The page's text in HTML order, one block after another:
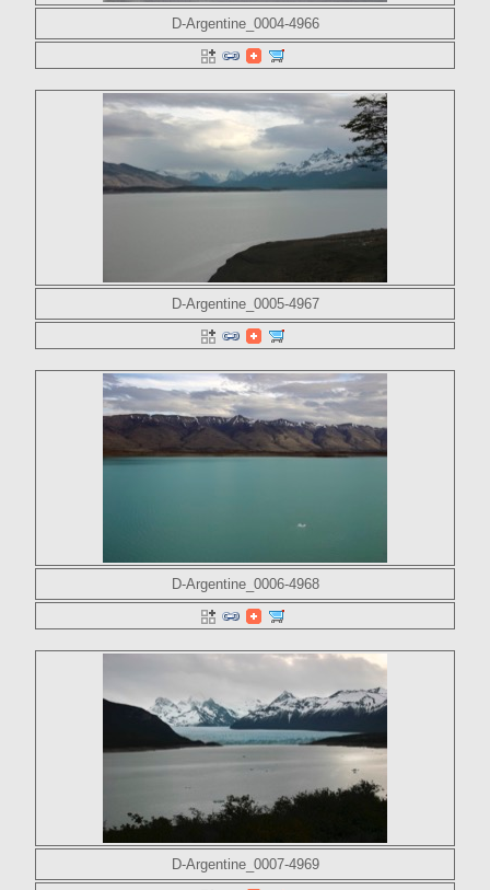
D-Argentine_0004-4966
D-Argentine_0005-4967
D-Argentine_0006-4968
D-Argentine_0007-4969